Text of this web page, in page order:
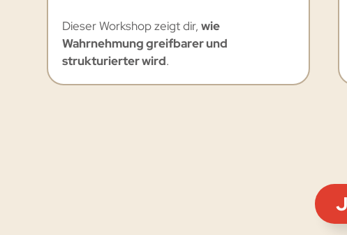
Dieser Workshop zeigt dir, wie
Wahrnehmung greifbarer und
strukturierter wird.